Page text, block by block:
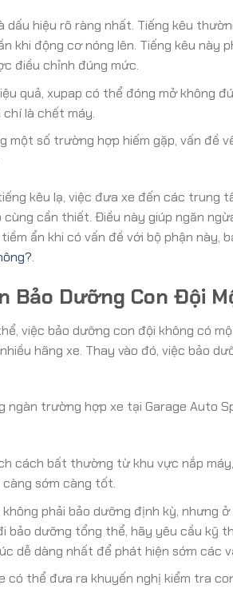
dấu hiệu rõ ràng nhất. Tiếng kêu
khi động cơ nóng lên. Tiếng kêu này
điều chỉnh đúng mức.
quả, xupap có thể đóng mở không
là chết máy.
một số trường hợp hiếm gặp, vấn đề
kêu lạ, việc đưa xe đến các trung
cần thiết. Điều này giúp ngăn
ẩn khi có vấn đề với bộ phận này,
.
Bảo Dưỡng Con Đội
việc bảo dưỡng con đội không có
hãng xe. Thay vào đó, việc bảo
trường hợp xe tại Garage Auto
cách bất thường từ khu vực nắp
sớm càng tốt.
không phải bảo dưỡng định kỳ, nhưng
bảo dưỡng tổng thể, hãy yêu cầu kỹ
dễ dàng nhất để phát hiện sớm các
có thể đưa ra khuyến nghị kiểm tra